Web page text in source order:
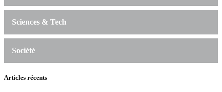
Sciences & Tech
Société
Articles récents